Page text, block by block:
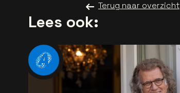
Terug naar overzicht
Lees ook: